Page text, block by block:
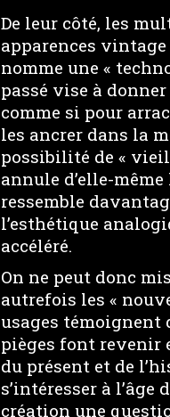
De leur côté, les
apparences
nomme une «
passé vise à
comme si pour
les ancrer dans la
possibilité de «
annule d’elle-
ressemble
l’esthétique
accéléré.
On ne peut donc
autrefois les «
usages témoignent
pièges font revenir
du présent et de
s’intéresser à
création une